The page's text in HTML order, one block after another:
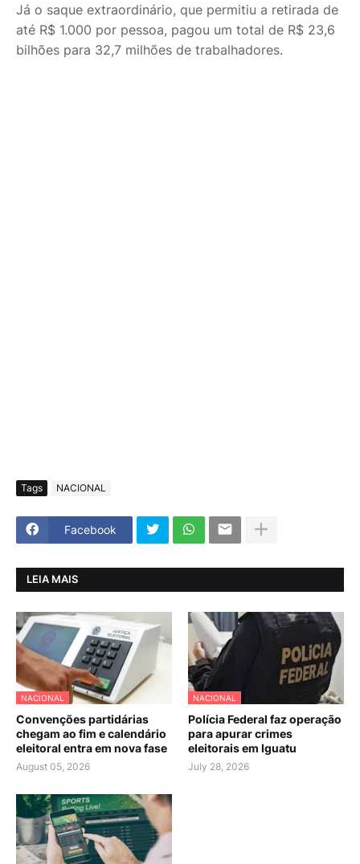
Já o saque extraordinário, que permitiu a retirada de
até R$ 1.000 por pessoa, pagou um total de R$ 23,6
bilhões para 32,7 milhões de trabalhadores.
Tags NACIONAL
Facebook
LEIA MAIS
NACIONAL
Convenções partidárias
chegam ao fim e calendário
eleitoral entra em nova fase
August 05, 2026
NACIONAL
Polícia Federal faz operação
para apurar crimes
eleitorais em Iguatu
July 28, 2026